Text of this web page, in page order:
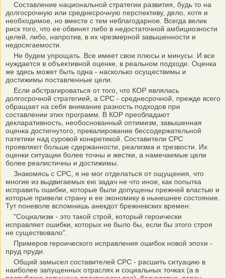
Составление национальной стратегии развития, будь то на
долгосрочную или среднесрочную перспективу, дело, хотя и
необходимое, но вместе с тем неблагодарное. Всегда велик
риск того, что ее обвинят либо в недостаточной амбициозности
целей, либо, напротив, в их чрезмерной завышенности и
недосягаемости.
Не будем упрощать. Все имеет свои плюсы и минусы. И все
нуждается в объективной оценке, в реальном подходе. Оценка
же здесь может быть одна - насколько осуществимы и
достижимы поставленные цели.
Если абстрагироваться от того, что КОР являлась
долгосрочной стратегией, а СРС - среднесрочной, прежде всего
обращает на себя внимание разность подходов при
составлении этих программ. В КОР преобладают
декларативность, необоснованный оптимизм, завышенная
оценка достигнутого, превалирование бессодержательной
патетики над суровой конкретикой. Составители СРС
проявляют больше сдержанности, реализма и трезвости. Их
оценки ситуации более точны и жестки, а намечаемые цели
более реалистичны и достижимы.
Знакомясь с СРС, я не мог отделаться от ощущения, что
многие из выдвигаемых ею задач не что иное, как попытка
исправить ошибки, которые были допущены прежней властью и
которые привели страну и ее экономику в нынешнее состояние.
Тут поневоле вспомнишь анекдот брежневских времен:
"Социализм - это такой строй, который героически
исправляет ошибки, которых не было бы, если бы этого строя
не существовало".
Примеров героического исправления ошибок новой эпохи -
пруд пруди.
Общий замысел составителей СРС - расшить ситуацию в
наиболее запущенных отраслях и социальных точках (а в